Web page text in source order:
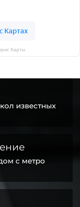
Карты
известных
с метро